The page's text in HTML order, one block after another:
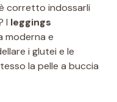
corretto indossarli
I leggings
moderna e
i glutei e le
la pelle a buccia